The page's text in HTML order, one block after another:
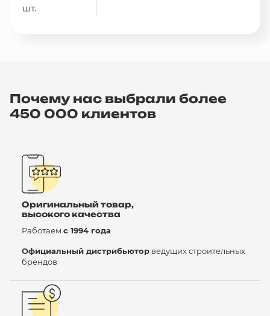
шт.
Почему нас выбрали более
450 000 клиентов
Оригинальный товар,
высокого качества
Работаем с 1994 года
Официальный дистрибьютор ведущих строительных
брендов